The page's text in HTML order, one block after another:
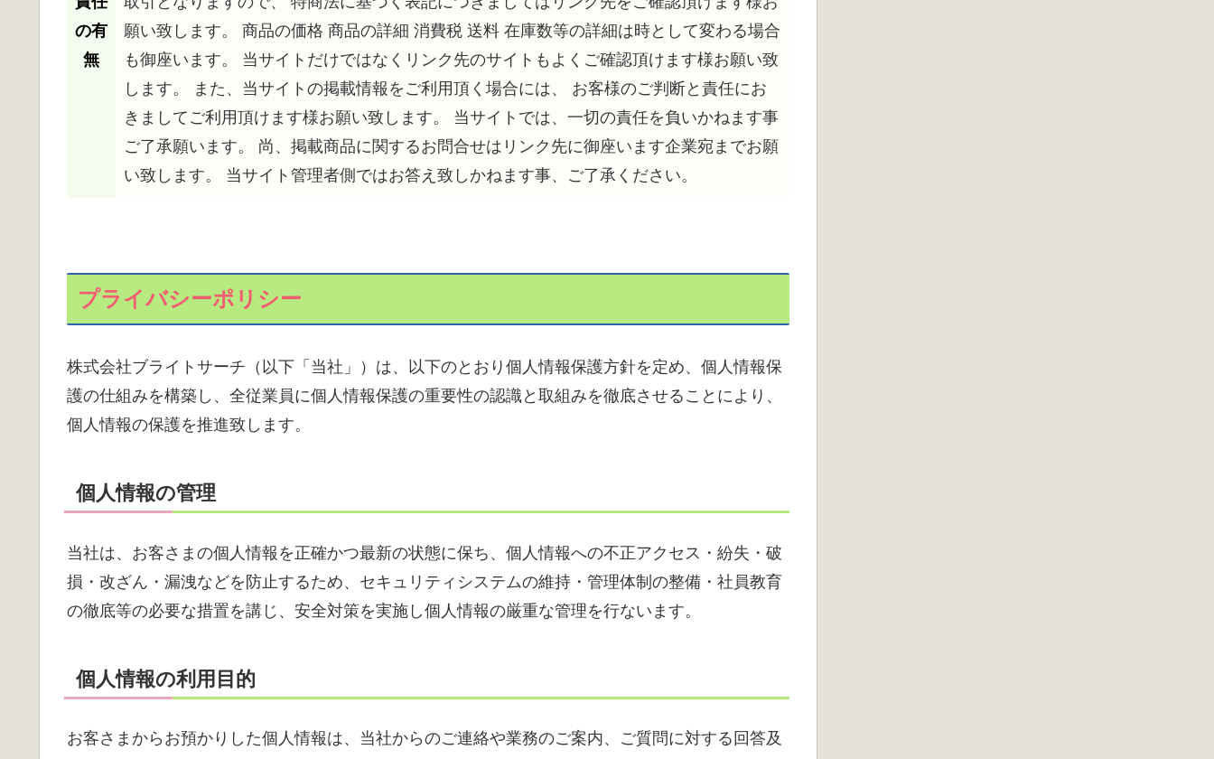
の有
無
願い致します。 商品の価格 商品の詳細 消費税 送料 在庫数等の詳細は時として変わる場合
も御座います。 当サイトだけではなくリンク先のサイトもよくご確認頂けます様お願い致
します。 また、当サイトの掲載情報をご利用頂く場合には、 お客様のご判断と責任にお
きましてご利用頂けます様お願い致します。 当サイトでは、一切の責任を負いかねます事
ご了承願います。 尚、掲載商品に関するお問合せはリンク先に御座います企業宛までお願
い致します。 当サイト管理者側ではお答え致しかねます事、ご了承ください。
プライバシーポリシー
株式会社ブライトサーチ（以下「当社」）は、以下のとおり個人情報保護方針を定め、個人情報保
護の仕組みを構築し、全従業員に個人情報保護の重要性の認識と取組みを徹底させることにより、
個人情報の保護を推進致します。
個人情報の管理
当社は、お客さまの個人情報を正確かつ最新の状態に保ち、個人情報への不正アクセス・紛失・破
損・改ざん・漏洩などを防止するため、セキュリティシステムの維持・管理体制の整備・社員教育
の徹底等の必要な措置を講じ、安全対策を実施し個人情報の厳重な管理を行ないます。
個人情報の利用目的
お客さまからお預かりした個人情報は、当社からのご連絡や業務のご案内、ご質問に対する回答及